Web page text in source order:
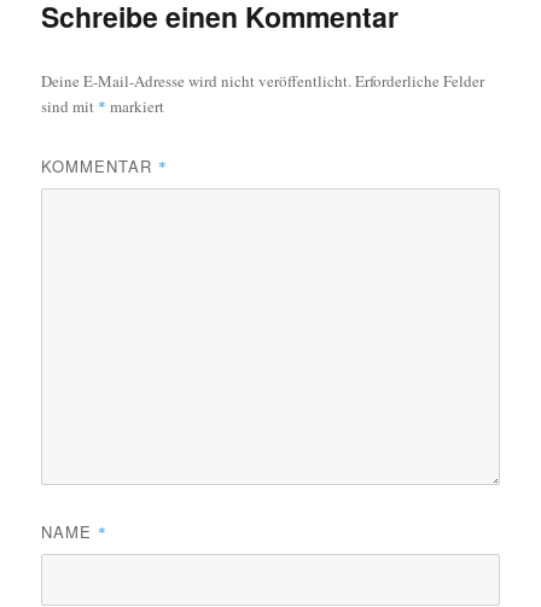
Schreibe einen Kommentar
Deine E-Mail-Adresse wird nicht veröffentlicht.Erforderliche Felder
sind mit * markiert
KOMMENTAR *
NAME *